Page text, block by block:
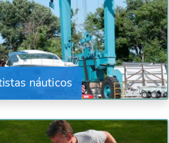
náuticos